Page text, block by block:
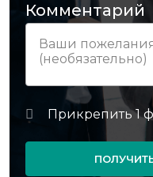
Комментарий